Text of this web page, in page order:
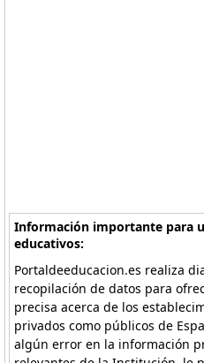
Información importante para
educativos:
Portaldeeducacion.es realiza
recopilación de datos para
precisa acerca de los
privados como públicos de
algún error en la información